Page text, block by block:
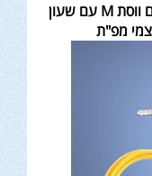
בלון / מיכל גז 5 ק"ג ערכת צינור גומי עם ווסת M עם שעון
מפ"ת